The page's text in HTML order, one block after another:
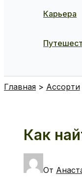
Карьера
Главная Ассорти
Как
От